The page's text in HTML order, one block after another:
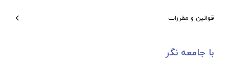
قوانین و مقررات
با جامعه نگر